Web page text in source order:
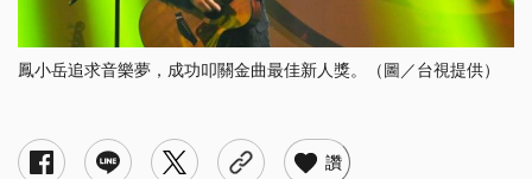
鳳小岳追求音樂夢，成功叩關金曲最佳新人獎。（圖／台視提供）
年度歌曲入圍半數是樂團 最佳樂團成「死亡之組」
楊乃文成入圍大贏家 華語歌后鹿死誰手？
鳳小岳追尋音樂夢 演而優則唱叩關新人獎
日本「生物股長」首度來台 順子重回金曲舞台演出
讚